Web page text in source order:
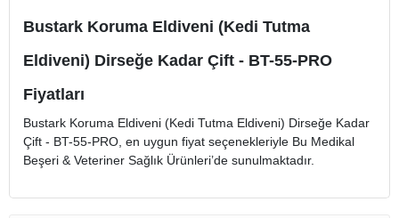
Bustark Koruma Eldiveni (Kedi Tutma
Eldiveni) Dirseğe Kadar Çift - BT-55-PRO
Fiyatları
Bustark Koruma Eldiveni (Kedi Tutma Eldiveni) Dirseğe Kadar
Çift - BT-55-PRO, en uygun fiyat seçenekleriyle Bu Medikal
Beşeri & Veteriner Sağlık Ürünleri’de sunulmaktadır.